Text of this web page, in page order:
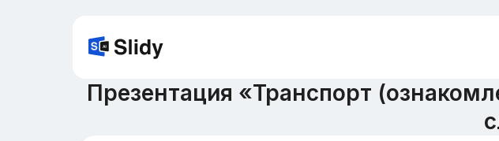
Презентация «Транспорт